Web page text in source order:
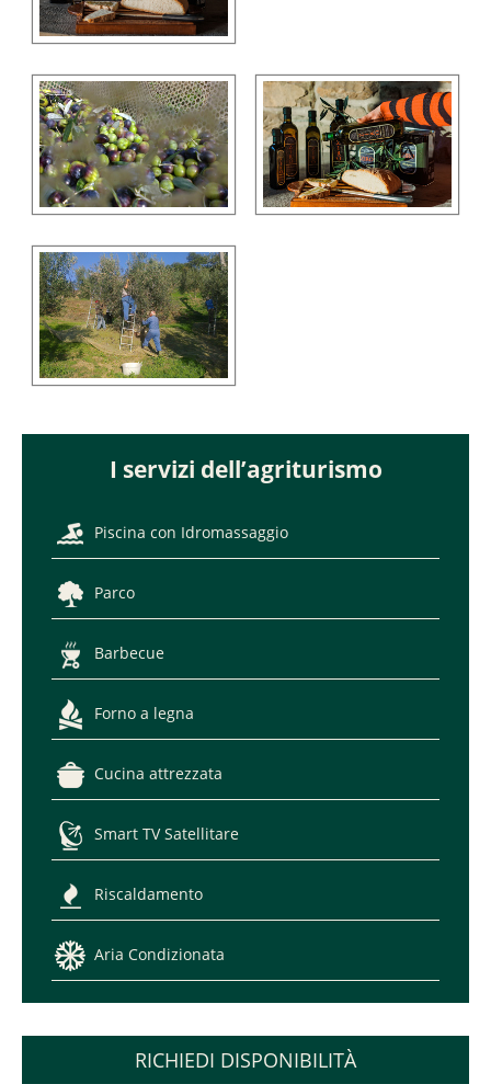
I servizi dell’agriturismo
Piscina con Idromassaggio
Parco
Barbecue
Forno a legna
Cucina attrezzata
Smart TV Satellitare
Riscaldamento
Aria Condizionata
RICHIEDI DISPONIBILITÀ